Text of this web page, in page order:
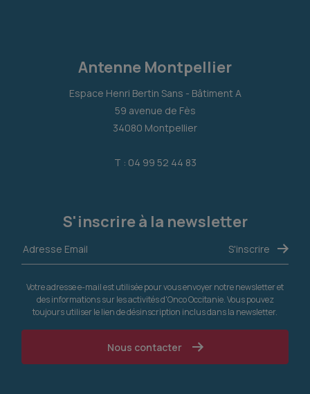
Antenne Montpellier
Espace Henri Bertin Sans - Bâtiment A
59 avenue de Fès
34080 Montpellier
T : 04 99 52 44 83
S'inscrire à la newsletter
Votre adresse e-mail est utilisée pour vous envoyer notre newsletter et
des informations sur les activités d'Onco Occitanie. Vous pouvez
toujours utiliser le lien de désinscription inclus dans la newsletter.
Nous contacter